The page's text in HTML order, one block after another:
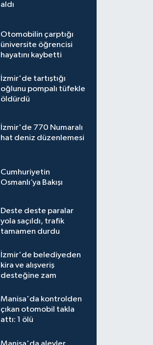
aldı
Otomobilin çarptığı
üniversite öğrencisi
hayatını kaybetti
İzmir'de tartıştığı
oğlunu pompalı tüfekle
öldürdü
İzmir'de 770 Numaralı
hat deniz düzenlemesi
Cumhuriyetin
Osmanlı’ya Bakışı
Deste deste paralar
yola saçıldı, trafik
tamamen durdu
İzmir'de belediyeden
kira ve alışveriş
desteğine zam
Manisa'da kontrolden
çıkan otomobil takla
attı: 1 ölü